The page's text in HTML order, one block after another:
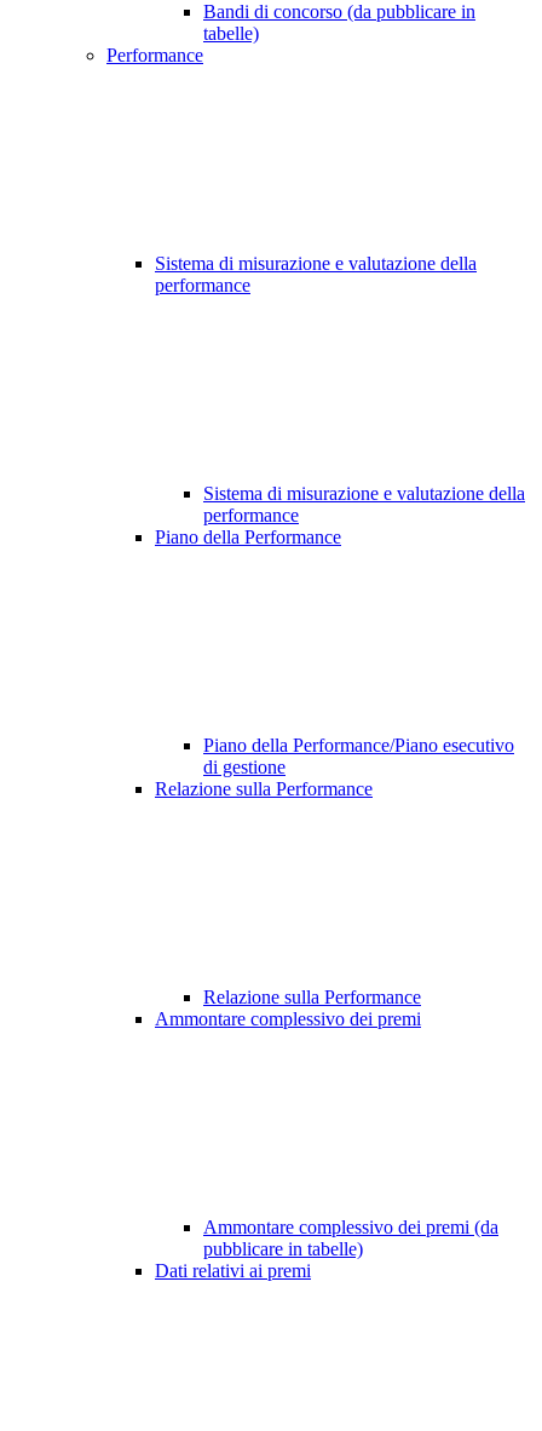
Bandi di concorso (da pubblicare in
tabelle)
Performance
Sistema di misurazione e valutazione della
performance
Sistema di misurazione e valutazione della
performance
Piano della Performance
Piano della Performance/Piano esecutivo
di gestione
Relazione sulla Performance
Relazione sulla Performance
Ammontare complessivo dei premi
Ammontare complessivo dei premi (da
pubblicare in tabelle)
Dati relativi ai premi